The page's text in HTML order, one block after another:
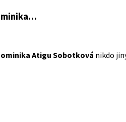
Atigu Sobotková nikdo